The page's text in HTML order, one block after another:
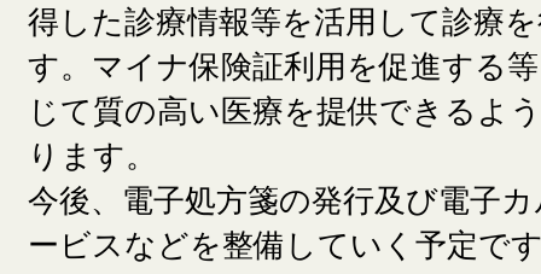
得した診療情報等を活用して診療
す。マイナ保険証利用を促進する
じて質の高い医療を提供できるよ
ります。
今後、電子処方箋の発行及び電子
ービスなどを整備していく予定で